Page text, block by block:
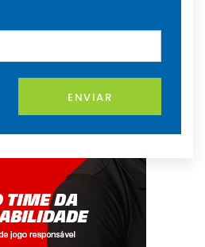
ENVIAR